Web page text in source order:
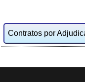
Contratos por